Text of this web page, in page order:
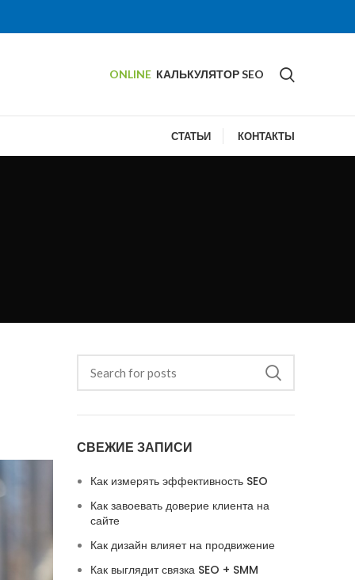
ONLINE КАЛЬКУЛЯТОР SEO
СТАТЬИ КОНТАКТЫ
СВЕЖИЕ ЗАПИСИ
Как измерять эффективность SEO
Как завоевать доверие клиента на
сайте
Как дизайн влияет на продвижение
Как выглядит связка SEO + SMM